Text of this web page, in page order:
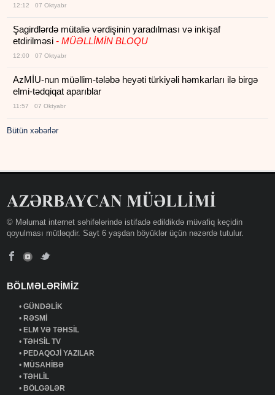
12:12 07 Oktyabr
Şagirdlərdə mütaliə vərdişinin yaradılması və inkişaf
etdirilməsi- MÜƏLLİMİN BLOQU
12:00 07 Oktyabr
AzMİU-nun müəllim-tələbə heyəti türkiyəli həmkarları ilə birgə
elmi-tədqiqat aparıblar
11:57 07 Oktyabr
Bütün xəbərlər
© Məlumat internet səhifələrində istifadə edildikdə müvafiq keçidin
qoyulması mütləqdir. Sayt 6 yaşdan böyüklər üçün nəzərdə tutulur.
BÖLMƏLƏRİMİZ
•GÜNDƏLİK
• RƏSMİ
• ELM VƏ TƏHSİL
•TƏHSİL TV
• PEDAQOJİ YAZILAR
• MÜSAHİBƏ
•TƏHLİL
• BÖLGƏLƏR